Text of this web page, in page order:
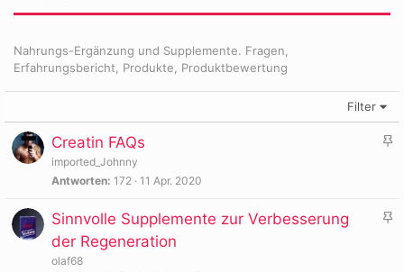
Nahrungs-Ergänzung und Supplemente. Fragen,
Erfahrungsbericht, Produkte, Produktbewertung
Filter
A
h
Creatin FAQs
imported_Johnny
Antworten 172 11 Apr. 2020
A
Sinnvolle Supplemente zur Verbesserung
der Regeneration
olaf68